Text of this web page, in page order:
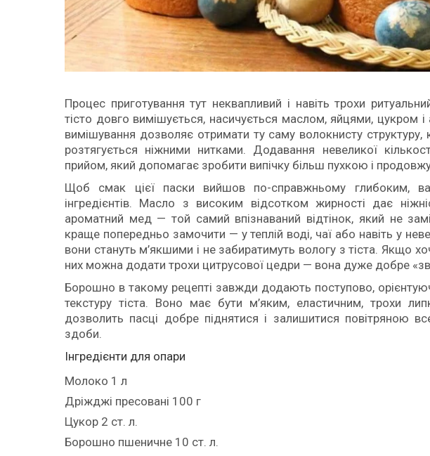
Процес приготування тут неквапливий і навіть трохи
тісто довго вимішується, насичується маслом, яйцями, цукром
вимішування дозволяє отримати ту саму волокнисту структуру,
розтягується ніжними нитками. Додавання невеликої
прийом, який допомагає зробити випічку більш пухкою і
Щоб смак цієї паски вийшов по-справжньому глибоким,
інгредієнтів. Масло з високим відсотком жирності дає
ароматний мед — той самий впізнаваний відтінок, який не
краще попередньо замочити — у теплій воді, чаї або навіть у
вони стануть м’якшими і не забиратимуть вологу з тіста. Якщо
них можна додати трохи цитрусової цедри — вона дуже добре
Борошно в такому рецепті завжди додають поступово,
текстуру тіста. Воно має бути м’яким, еластичним, трохи
дозволить пасці добре піднятися і залишитися повітряною
здоби.
Інгредiєнти для опари
Молоко 1 л
Дріжджі пресовані 100 г
Цукор 2 ст. л.
Борошно пшеничне 10 ст. л.